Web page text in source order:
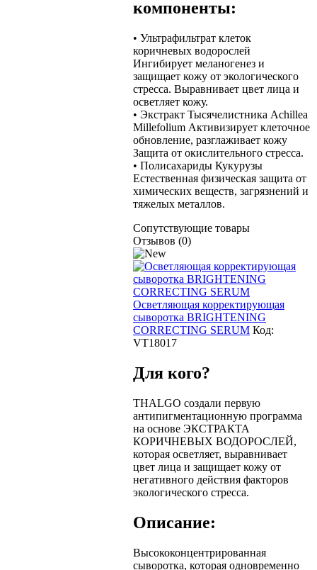
компоненты:
• Ультрафильтрат клеток
коричневых водорослей
Ингибирует меланогенез и
защищает кожу от экологического
стресса. Выравнивает цвет лица и
осветляет кожу.
• Экстракт Тысячелистника Achillea
Millefolium Активизирует клеточное
обновление, разглаживает кожу
Защита от окислительного стресса.
• Полисахариды Кукурузы
Естественная физическая защита от
химических веществ, загрязнений и
тяжелых металлов.
Сопутствующие товары
Отзывов (0)
Осветляющая корректирующая
сыворотка BRIGHTENING
CORRECTING SERUM Код:
VT18017
Для кого?
THALGO создали первую
антипигментационную программа
на основе ЭКСТРАКТА
КОРИЧНЕВЫХ ВОДОРОСЛЕЙ,
которая осветляет, выравнивает
цвет лица и защищает кожу от
негативного действия факторов
экологического стресса.
Описание:
Высококонцентрированная
сыворотка, которая одновременно